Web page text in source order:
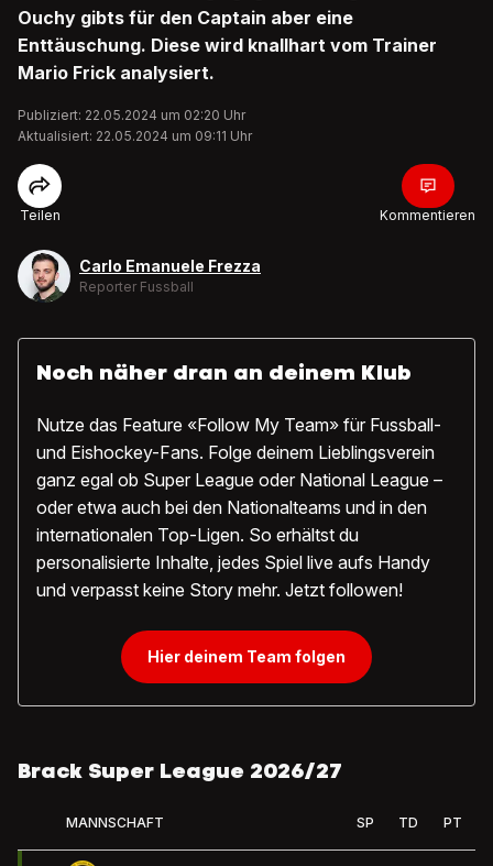
Ouchy gibts für den Captain aber eine
Enttäuschung. Diese wird knallhart vom Trainer
Mario Frick analysiert.
Publiziert: 22.05.2024 um 02:20 Uhr
Aktualisiert: 22.05.2024 um 09:11 Uhr
Teilen Kommentieren
Carlo Emanuele Frezza
Reporter Fussball
Noch näher dran an deinem Klub
Nutze das Feature «Follow My Team» für Fussball-
und Eishockey-Fans. Folge deinem Lieblingsverein
ganz egal ob Super League oder National League –
oder etwa auch bei den Nationalteams und in den
internationalen Top-Ligen. So erhältst du
personalisierte Inhalte, jedes Spiel live aufs Handy
und verpasst keine Story mehr. Jetzt followen!
Hier deinem Team folgen
Brack Super League 2026/27
MANNSCHAFT SP TD PT